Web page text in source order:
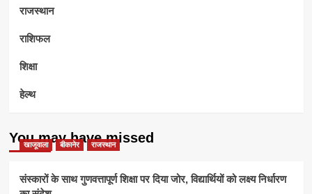
राजस्थान
राशिफल
शिक्षा
हेल्थ
You may have missed
खाजूवाला बीकानेर राजस्थान
संस्कारों के साथ गुणवत्तापूर्ण शिक्षा पर दिया जोर, विद्यार्थियों को लक्ष्य निर्धारण